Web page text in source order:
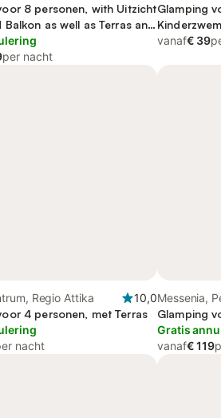
8 personen, with Uitzicht
Balkon as well as Terras and
per nacht
Glamping
vanaf€ 39
Regio Attika
10,0
4 personen, met Terras
nacht
Messenia,
Glamping
Gratis
vanaf€ 119